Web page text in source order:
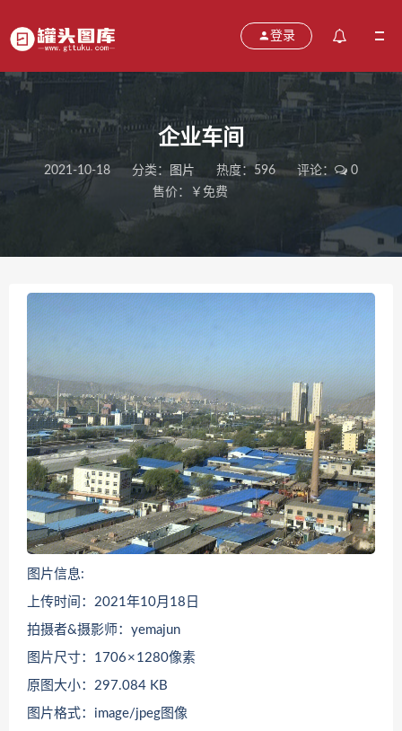
登录
企业车间
2021-10-18 分类：图片 热度：596 评论：
0
售价：￥免费
图片信息:
上传时间：2021年10月18日
拍摄者&摄影师：yemajun
图片尺寸：1706 × 1280像素
原图大小：297.084 KB
图片格式：image/jpeg图像